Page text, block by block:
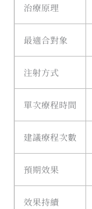
治療原理
最適合對象
注射方式
單次療程時間
建議療程次數
預期效果
效果持續